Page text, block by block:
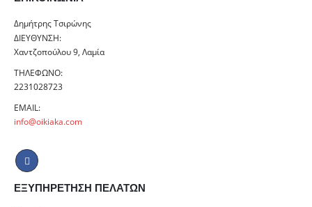
Δημήτρης Τσιρώνης
ΔΙΕΎΘΥΝΣΗ:
Χαντζοπούλου 9, Λαμία
ΤΗΛΈΦΩΝΟ:
2231028723
EMAIL:
info@oikiaka.com
ΕΞΥΠΗΡΕΤΗΣΗ ΠΕΛΑΤΩΝ